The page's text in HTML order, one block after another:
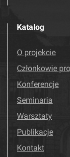
Katalog
O projekcie
Członkowie
Konferencje
Seminaria
Warsztaty
Publikacje
Kontakt